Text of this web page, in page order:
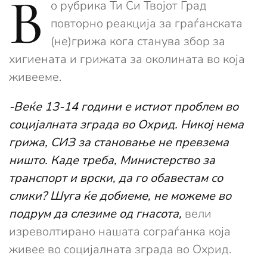
В
о рубрика Ти Си Твојот Град
повторно реакција за граѓанската
(не)грижа кога станува збор за
хигиената и грижата за околината во која
живееме.
-Веќе 13-14 години е истиот проблем во
социјалната зграда во Охрид. Никој нема
грижа, СИЗ за становање не превзема
ништо. Каде треба, Министерство за
транспорт и врски, да го обавестам со
слики? Шуга ќе добиеме, не можеме во
подрум да слезиме од гнасота, вели
изреволтирано нашата сограѓанка која
живее во социјалната зграда во Охрид.